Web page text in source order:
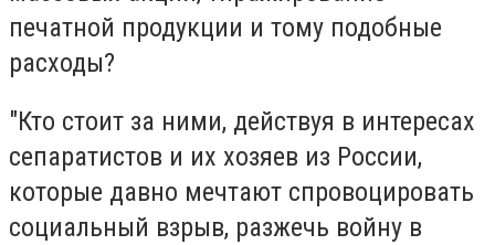
печатной продукции и тому подобные
расходы?
"Кто стоит за ними, действуя в интересах
сепаратистов и их хозяев из России,
которые давно мечтают спровоцировать
социальный взрыв, разжечь войну в